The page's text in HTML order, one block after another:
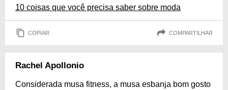
10 coisas que você precisa saber sobre moda
COPIAR COMPARTILHAR
Rachel Apollonio
Considerada musa fitness, a musa esbanja bom gosto